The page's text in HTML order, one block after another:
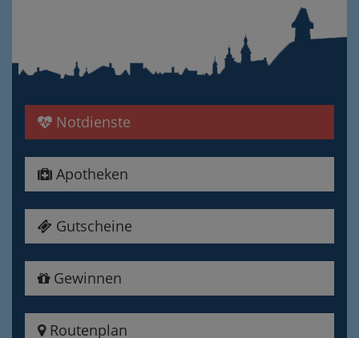
Notdienste
Apotheken
Gutscheine
Gewinnen
Routenplan